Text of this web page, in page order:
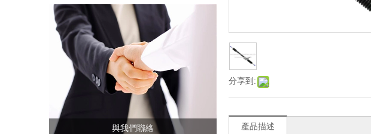
與我們聯絡
分享到:
產品描述